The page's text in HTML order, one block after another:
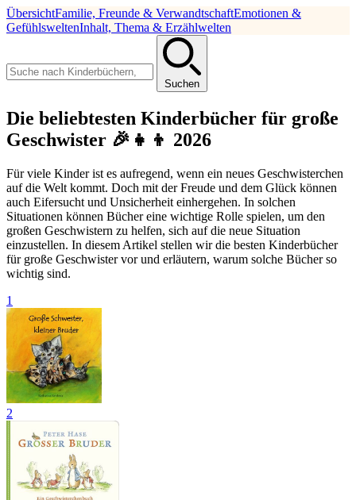
ÜbersichtFamilie, Freunde & VerwandtschaftEmotionen &
GefühlsweltenInhalt, Thema & Erzählwelten
Suchen
Die beliebtesten Kinderbücher für große
Geschwister 🎉👧👦 2026
Für viele Kinder ist es aufregend, wenn ein neues Geschwisterchen
auf die Welt kommt. Doch mit der Freude und dem Glück können
auch Eifersucht und Unsicherheit einhergehen. In solchen
Situationen können Bücher eine wichtige Rolle spielen, um den
großen Geschwistern zu helfen, sich auf die neue Situation
einzustellen. In diesem Artikel stellen wir die besten Kinderbücher
für große Geschwister vor und erläutern, warum solche Bücher so
wichtig sind.
1
2